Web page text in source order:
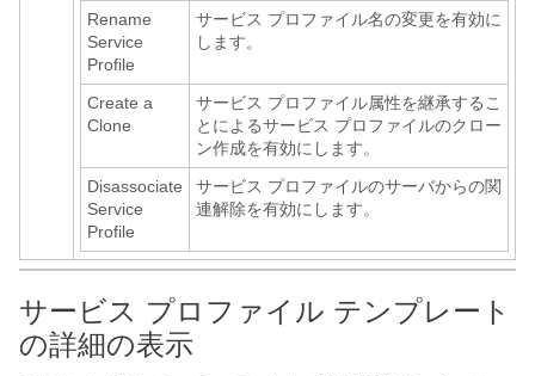
Rename
Service
Profile
サービス プロファイル名の変更を有効に
します。
Create a
Clone
サービス プロファイル属性を継承するこ
とによるサービス プロファイルのクロー
ン作成を有効にします。
Disassociate
Service
Profile
サービス プロファイルのサーバからの関
連解除を有効にします。
サービス プロファイル テンプレート
の詳細の表示